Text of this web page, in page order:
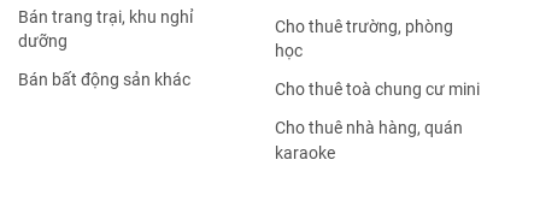
Bán trang trại, khu nghỉ
dưỡng
Bán bất động sản khác
Cho thuê trường, phòng
học
Cho thuê toà chung cư mini
Cho thuê nhà hàng, quán
karaoke